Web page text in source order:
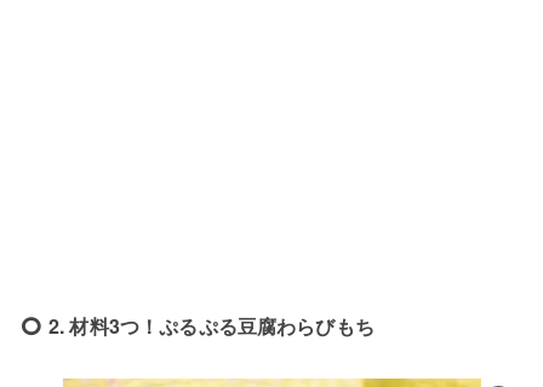
2. 材料3つ！ぷるぷる豆腐わらびもち